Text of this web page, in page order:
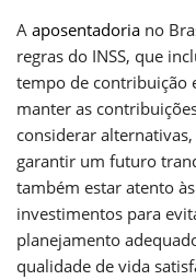
A aposentadoria no
regras do INSS, que
tempo de contribuição
manter as
considerar
garantir um futuro
também estar atento
investimentos para
planejamento
qualidade de vida